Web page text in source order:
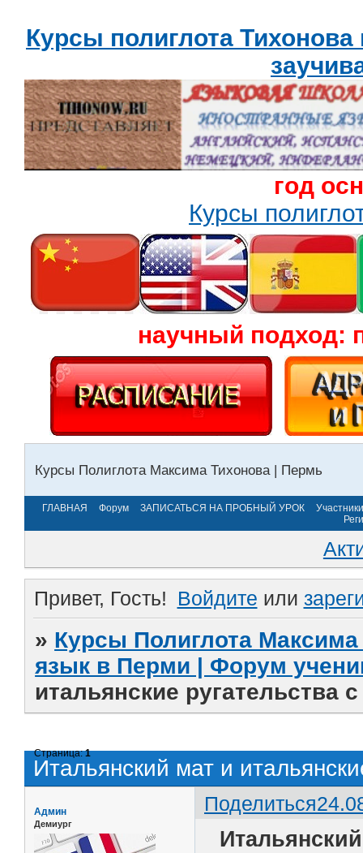
Курсы полиглота
год
Курсы
научный подход:
Курсы Полиглота Максима Тихонова | Пермь
ГЛАВНАЯ Форум ЗАПИСАТЬСЯ НА ПРОБНЫЙ УРОК
Участники
Привет, Гость! Войдите или
» Курсы Полиглота
язык в Перми | Форум
итальянские ругательства
Итальянский мат и
Страница:1
Поделиться
Админ
Демиург